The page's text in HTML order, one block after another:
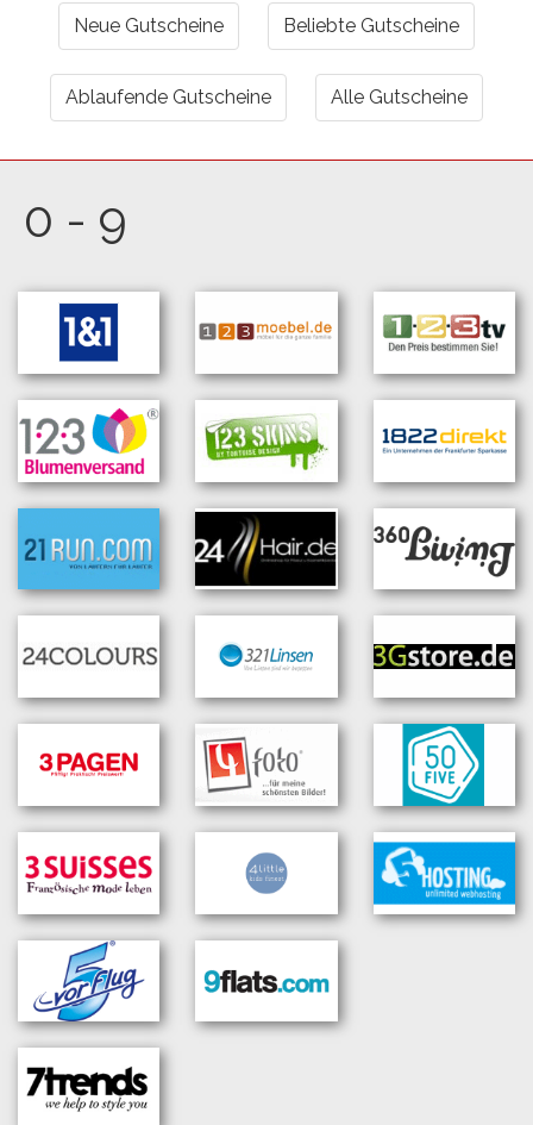
Neue Gutscheine Beliebte Gutscheine
Ablaufende Gutscheine Alle Gutscheine
0 - 9